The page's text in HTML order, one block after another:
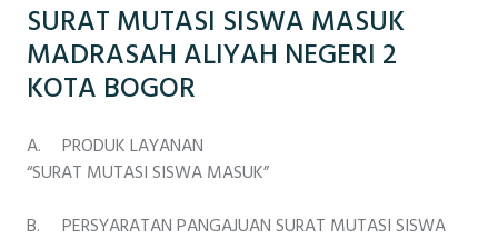
SURAT MUTASI SISWA MASUK
MADRASAH ALIYAH NEGERI 2
KOTA BOGOR
A.
PRODUK LAYANAN
“SURAT MUTASI SISWA MASUK”
B.
PERSYARATAN PANGAJUAN SURAT MUTASI SISWA